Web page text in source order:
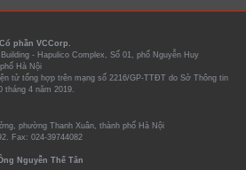
phần VCCorp.
- Hapulico Complex, Số 01, phố Nguyễn Huy
Hà Nội
tử tổng hợp trên mạng số 2216/GP-TTĐT do Sở Thông tin
tháng 4 năm 2019.
phường Thanh Xuân, thành phố Hà Nội
Fax: 024-39744082
Nguyễn Thế Tân